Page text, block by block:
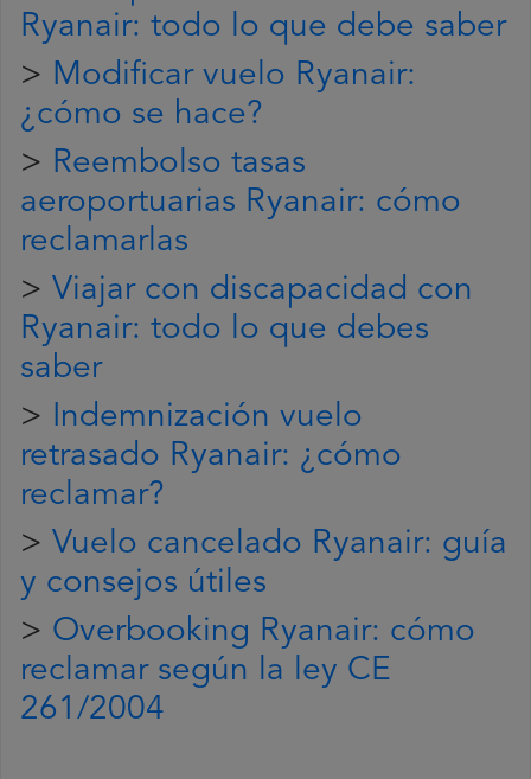
Ryanair: todo lo que debe saber
> Modificar vuelo Ryanair:
¿cómo se hace?
> Reembolso tasas
aeroportuarias Ryanair: cómo
reclamarlas
> Viajar con discapacidad con
Ryanair: todo lo que debes
saber
> Indemnización vuelo
retrasado Ryanair: ¿cómo
reclamar?
> Vuelo cancelado Ryanair: guía
y consejos útiles
> Overbooking Ryanair: cómo
reclamar según la ley CE
261/2004